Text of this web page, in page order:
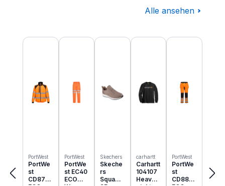
Alle ansehen
Produktgalerie überspringen
PortWest
PortWe
st
CD875
PortWest
PortWe
st EC40
ECO
Skechers
Skeche
rs
Squad
carhartt
Carhartt
104107
Heavyw
PortWest
PortWe
st
CD889